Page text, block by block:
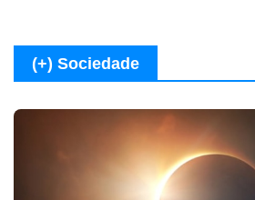
(+) Sociedade